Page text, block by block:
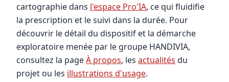
cartographie dans l'espace Pro'IA, ce qui fluidifie
la prescription et le suivi dans la durée. Pour
découvrir le détail du dispositif et la démarche
exploratoire menée par le groupe HANDIVIA,
consultez la pageÀ propos, les actualités du
projet ou les illustrations d'usage.